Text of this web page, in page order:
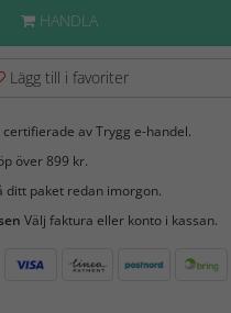
HANDLA
Lägg till i favoriter
av Trygg e-handel.
över 899 kr.
ditt paket redan imorgon.
Välj faktura eller konto i kassan.